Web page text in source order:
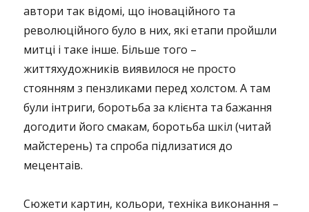
автори так відомі, що іноваційного та
революційного було в них, які етапи пройшли
митці і таке інше. Більше того –
життяхудожників виявилося не просто
стоянням з пензликами перед холстом. А там
були інтриги, боротьба за клієнта та бажання
догодити його смакам, боротьба шкіл (читай
майстерень) та спроба підлизатися до
мецентаів.
Сюжети картин, кольори, техніка виконання –